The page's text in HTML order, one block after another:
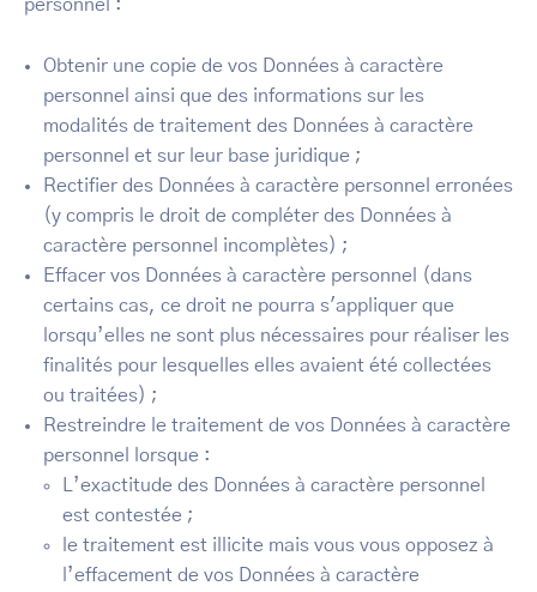
personnel :
Obtenir une copie de vos Données à caractère
personnel ainsi que des informations sur les
modalités de traitement des Données à caractère
personnel et sur leur base juridique ;
Rectifier des Données à caractère personnel erronées
(y compris le droit de compléter des Données à
caractère personnel incomplètes) ;
Effacer vos Données à caractère personnel (dans
certains cas, ce droit ne pourra s'appliquer que
lorsqu’elles ne sont plus nécessaires pour réaliser les
finalités pour lesquelles elles avaient été collectées
ou traitées) ;
Restreindre le traitement de vos Données à caractère
personnel lorsque :
L’exactitude des Données à caractère personnel
est contestée ;
le traitement est illicite mais vous vous opposez à
l’effacement de vos Données à caractère